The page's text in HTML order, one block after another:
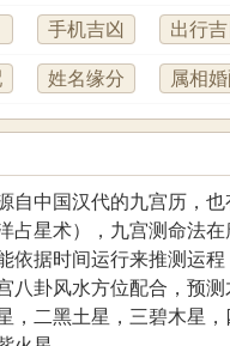
手机吉凶 出行吉
姓名缘分 属相
自中国汉代的九宫历，
占星术），九宫测命法
依据时间运行来推测运
八卦风水方位配合，预
，二黑土星，三碧木星